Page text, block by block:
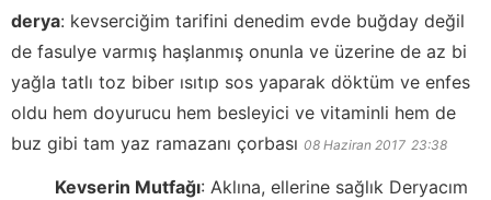
derya: kevserciğim tarifini denedim evde buğday değil
de fasulye varmış haşlanmış onunla ve üzerine de az bi
yağla tatlı toz biber ısıtıp sos yaparak döktüm ve enfes
oldu hem doyurucu hem besleyici ve vitaminli hem de
buz gibi tam yaz ramazanı çorbası 08 Haziran 2017 23:38
Kevserin Mutfağı: Aklına, ellerine sağlık Deryacım